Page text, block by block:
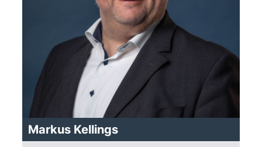
Markus Kellings